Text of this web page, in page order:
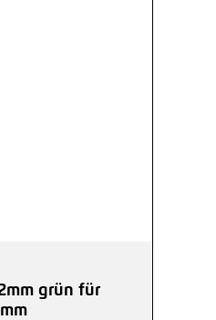
von 4.5 von 5
grün für